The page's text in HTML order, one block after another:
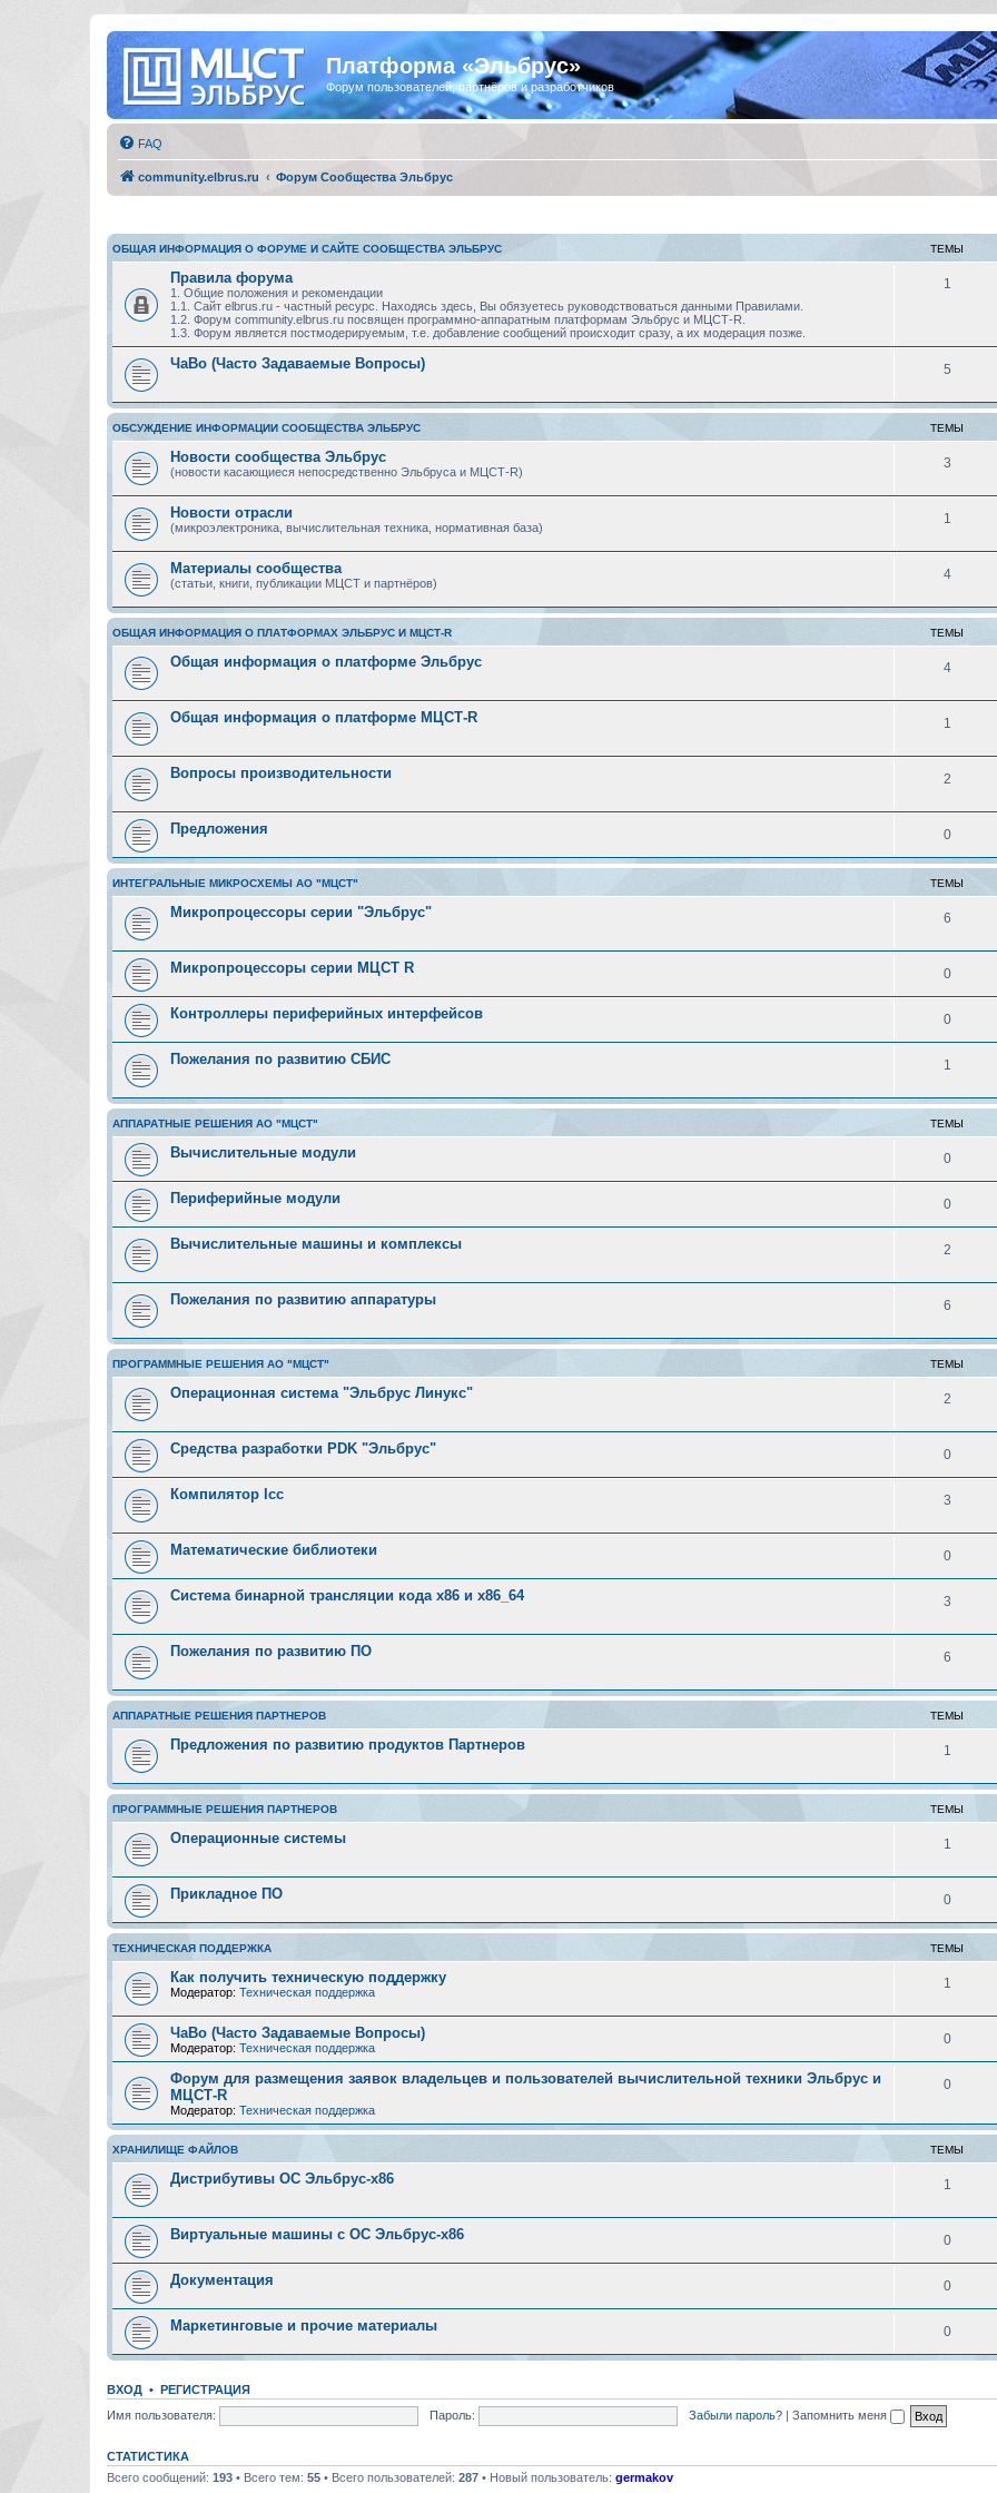
Платформа «Эльбрус»
Форум пользователей, партнёров и разработчиков
FAQ
community.elbrus.ru Форум Сообщества Эльбрус
ОБЩАЯ ИНФОРМАЦИЯ О ФОРУМЕ И САЙТЕ СООБЩЕСТВА ЭЛЬБРУС ТЕМЫ
Правила форума
1. Общие положения и рекомендации
1.1. Сайт elbrus.ru - частный ресурс. Находясь здесь, Вы обязуетесь руководствоваться данными Правилами.
1.2. Форум community.elbrus.ru посвящен программно-аппаратным платформам Эльбрус и МЦСТ-R.
1.3. Форум является постмодерируемым, т.е. добавление сообщений происходит сразу, а их модерация позже.
1
ЧаВо (Часто Задаваемые Вопросы) 5
ОБСУЖДЕНИЕ ИНФОРМАЦИИ СООБЩЕСТВА ЭЛЬБРУС ТЕМЫ
Новости сообщества Эльбрус
(новости касающиеся непосредственно Эльбруса и МЦСТ-R)
3
Новости отрасли
(микроэлектроника, вычислительная техника, нормативная база)
1
Материалы сообщества
(статьи, книги, публикации МЦСТ и партнёров)
4
ОБЩАЯ ИНФОРМАЦИЯ О ПЛАТФОРМАХ ЭЛЬБРУС И МЦСТ-R ТЕМЫ
Общая информация о платформе Эльбрус 4
Общая информация о платформе МЦСТ-R 1
Вопросы производительности 2
Предложения 0
ИНТЕГРАЛЬНЫЕ МИКРОСХЕМЫ АО "МЦСТ" ТЕМЫ
Микропроцессоры серии "Эльбрус" 6
Микропроцессоры серии МЦСТ R 0
Контроллеры периферийных интерфейсов 0
Пожелания по развитию СБИС 1
АППАРАТНЫЕ РЕШЕНИЯ АО "МЦСТ" ТЕМЫ
Вычислительные модули 0
Периферийные модули 0
Вычислительные машины и комплексы 2
Пожелания по развитию аппаратуры 6
ПРОГРАММНЫЕ РЕШЕНИЯ АО "МЦСТ" ТЕМЫ
Операционная система "Эльбрус Линукс" 2
Средства разработки PDK "Эльбрус" 0
Компилятор lcc 3
Математические библиотеки 0
Система бинарной трансляции кода х86 и х86_64 3
Пожелания по развитию ПО 6
АППАРАТНЫЕ РЕШЕНИЯ ПАРТНЕРОВ ТЕМЫ
Предложения по развитию продуктов Партнеров 1
ПРОГРАММНЫЕ РЕШЕНИЯ ПАРТНЕРОВ ТЕМЫ
Операционные системы 1
Прикладное ПО 0
ТЕХНИЧЕСКАЯ ПОДДЕРЖКА ТЕМЫ
Как получить техническую поддержку
Модератор: Техническая поддержка
1
ЧаВо (Часто Задаваемые Вопросы)
Модератор: Техническая поддержка
0
Форум для размещения заявок владельцев и пользователей вычислительной техники Эльбрус и
МЦСТ-R
Модератор: Техническая поддержка
0
ХРАНИЛИЩЕ ФАЙЛОВ ТЕМЫ
Дистрибутивы ОС Эльбрус-x86 1
Виртуальные машины с ОС Эльбрус-x86 0
Документация 0
Маркетинговые и прочие материалы 0
ВХОД • РЕГИСТРАЦИЯ
Имя пользователя:
Пароль: Забыли пароль? | Запомнить меня
СТАТИСТИКА
Всего сообщений: 193 • Всего тем: 55 • Всего пользователей: 287 • Новый пользователь: germakov